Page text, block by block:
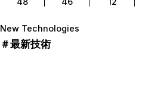
New Technologies
＃最新技術